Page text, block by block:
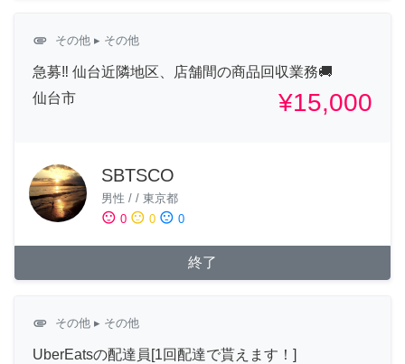
attachment その他 ▸ その他
急募‼︎ 仙台近隣地区、店舗間の商品回収業務🚚
仙台市
¥15,000
SBTSCO
男性 / / 東京都
sentiment_satisfied 0 sentiment_neutral 0 sentiment_dissatisfied 0
終了
attachment その他 ▸ その他
UberEatsの配達員[1回配達で貰えます！]